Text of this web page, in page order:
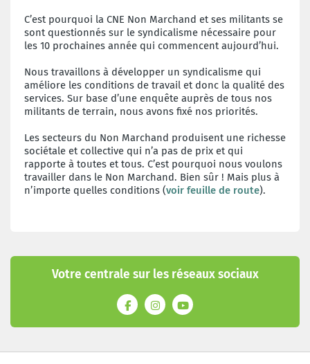
C’est pourquoi la CNE Non Marchand et ses militants se
sont questionnés sur le syndicalisme nécessaire pour
les 10 prochaines année qui commencent aujourd’hui.
Nous travaillons à développer un syndicalisme qui
améliore les conditions de travail et donc la qualité des
services. Sur base d’une enquête auprès de tous nos
militants de terrain, nous avons fixé nos priorités.
Les secteurs du Non Marchand produisent une richesse
sociétale et collective qui n’a pas de prix et qui
rapporte à toutes et tous. C’est pourquoi nous voulons
travailler dans le Non Marchand. Bien sûr ! Mais plus à
n’importe quelles conditions (voir feuille de route).
Votre centrale sur les réseaux sociaux